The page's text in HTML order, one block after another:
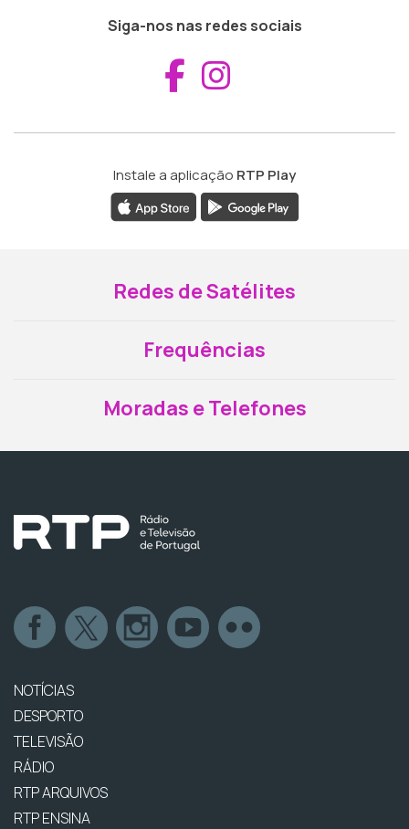
Siga-nos nas redes sociais
Aceder ao
Instale a aplicação RTP Play
Redes de Satélites
Frequências
Moradas e Telefones
NOTÍCIAS
DESPORTO
TELEVISÃO
RÁDIO
RTP ARQUIVOS
RTP ENSINA